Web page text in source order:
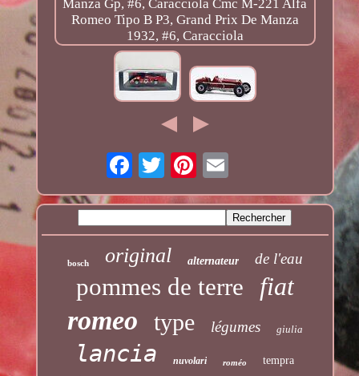
bosch original alternateur de l'eau
pommes de terre fiat
romeo type légumes giulia
lancia nuvolari roméo tempra